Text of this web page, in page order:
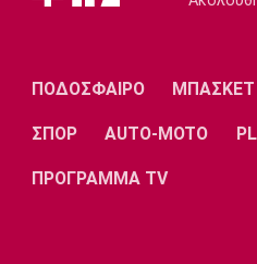
Ποδόσφαιρο - Διεθνή
22:20
Super League 1
ΠΟΔΟΣΦΑΙΡΟ ΜΠΑΣΚΕΤ
ΣΠΟΡ AUTO-MOTO
ΠΡΟΓΡΑΜΜΑ TV